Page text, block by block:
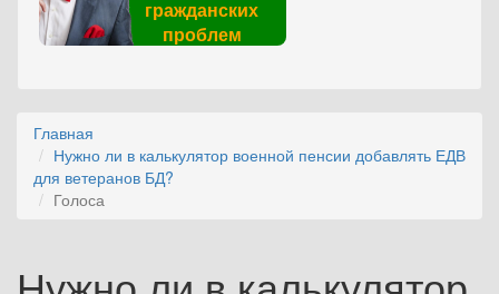
гражданских
проблем
Главная
Нужно ли в калькулятор военной пенсии добавлять ЕДВ
для ветеранов БД?
Голоса